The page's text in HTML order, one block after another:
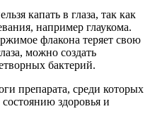
капать в глаза, так как
например глаукома.
флакона теряет свою
можно создать
бактерий.
препарата, среди которых
здоровья и